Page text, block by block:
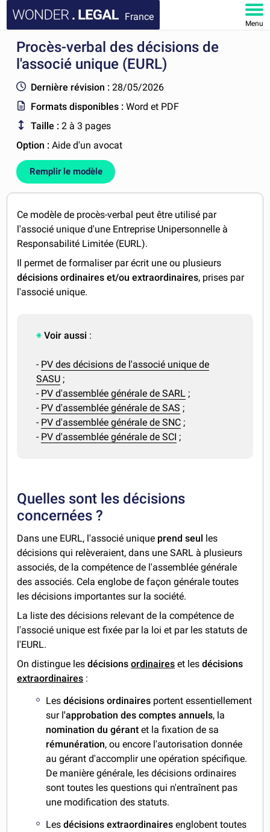
France
Menu
ACCUEIL
FAQ
MON COMPTE
Procès-verbal des décisions de
l'associé unique (EURL)
Dernière révision : 28/05/2026
Formats disponibles :Word et PDF
Taille : 2 à 3 pages
Option :Aide d'un avocat
Remplir le modèle
Ce modèle de procès-verbal peut être utilisé par
l'associé unique d'une Entreprise Unipersonnelle à
Responsabilité Limitée (EURL).
Il permet de formaliser par écrit une ou plusieurs
décisions ordinaires et/ou extraordinaires, prises par
l'associé unique.
Voir aussi :
- PV des décisions de l'associé unique de
SASU ;
- PV d'assemblée générale de SARL ;
- PV d'assemblée générale de SAS ;
- PV d'assemblée générale de SNC ;
- PV d'assemblée générale de SCI ;
Quelles sont les décisions
concernées ?
Dans une EURL, l'associé unique prend seul
les
décisions qui relèveraient, dans une SARL à plusieurs
associés, de la compétence de l'assemblée générale
des associés. Cela englobe de façon générale toutes
les décisions importantes sur la société.
La liste des décisions relevant de la compétence de
l'associé unique est fixée par la loi et par les statuts de
l'EURL.
On distingue lesdécisionsordinaires et lesdécisions
extraordinaires :
Lesdécisions ordinaires portent essentiellement
sur l'approbation des comptes annuels, la
nomination du gérant et la fixation de sa
rémunération, ou encore l'autorisation donnée
au gérant d'accomplir une opération spécifique.
De manière générale, les décisions ordinaires
sont toutes les questions qui n'entraînent pas
une modification des statuts.
Lesdécisions extraordinaires englobent toutes